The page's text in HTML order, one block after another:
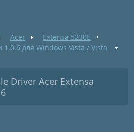
Acer
Extensa 5230E
для Windows Vista / Vista
Driver Acer Extensa